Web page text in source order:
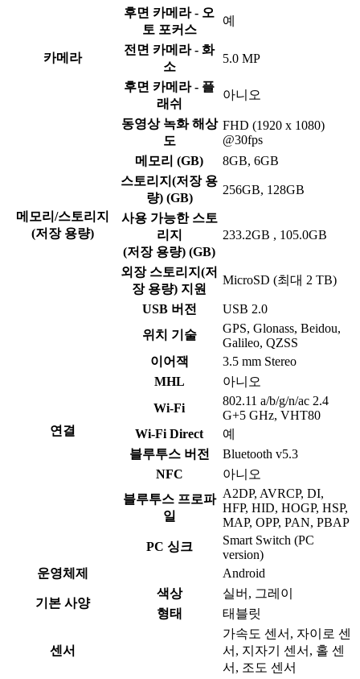
카메라
후면 카메라 - 오
토 포커스
예
전면 카메라 - 화
소
5.0 MP
후면 카메라 - 플
래쉬
아니오
동영상 녹화 해상
도
FHD (1920 x 1080)
@30fps
메모리/스토리지
(저장 용량)
메모리 (GB)
8GB, 6GB
스토리지(저장 용
량) (GB)
256GB, 128GB
사용 가능한 스토
리지
(저장 용량) (GB)
233.2GB , 105.0GB
외장 스토리지(저
장 용량) 지원
MicroSD (최대 2 TB)
연결
USB 버전
USB 2.0
위치 기술
GPS, Glonass, Beidou,
Galileo, QZSS
이어잭
3.5 mm Stereo
MHL
아니오
Wi-Fi
802.11 a/b/g/n/ac 2.4
G+5 GHz, VHT80
Wi-Fi Direct
예
블루투스 버전
Bluetooth v5.3
NFC
아니오
블루투스 프로파
일
A2DP, AVRCP, DI,
HFP, HID, HOGP, HSP,
MAP, OPP, PAN, PBAP
PC 싱크
Smart Switch (PC
version)
운영체제
Android
기본 사양
색상
실버, 그레이
형태
태블릿
센서
가속도 센서, 자이로 센
서, 지자기 센서, 홀 센
서, 조도 센서